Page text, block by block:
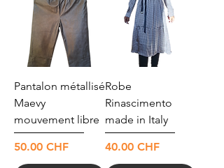
Pantalon métallisé
Maevy
mouvement libre
Prix
50.00 CHF
Robe
Rinascimento
made in Italy
Prix
40.00 CHF